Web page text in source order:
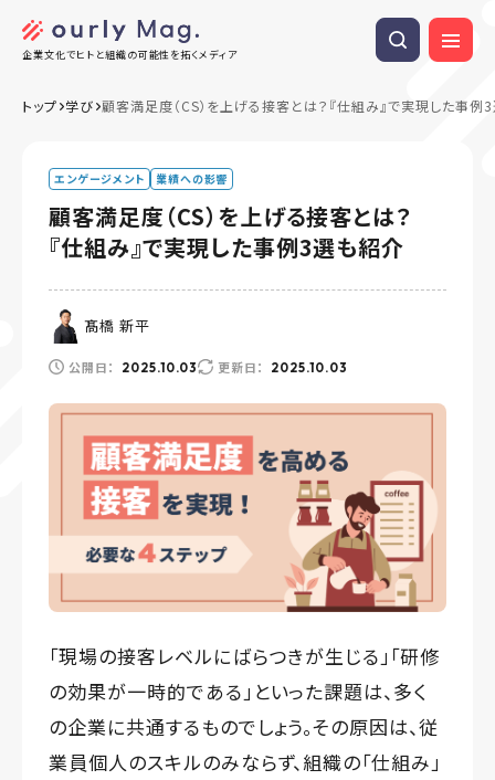
企業文化でヒトと組織の可能性を拓くメディア
トップ 学び 顧客満足度（CS）を上げる接客とは？『仕組み』で実現した事例
エンゲージメント 業績への影響
顧客満足度（CS）を上げる接客とは？
『仕組み』で実現した事例3選も紹介
髙橋 新平
公開日： 2025.10.03 更新日： 2025.10.03
「現場の接客レベルにばらつきが生じる」「研修
の効果が一時的である」といった課題は、多く
の企業に共通するものでしょう。その原因は、従
業員個人のスキルのみならず、組織の「仕組み」